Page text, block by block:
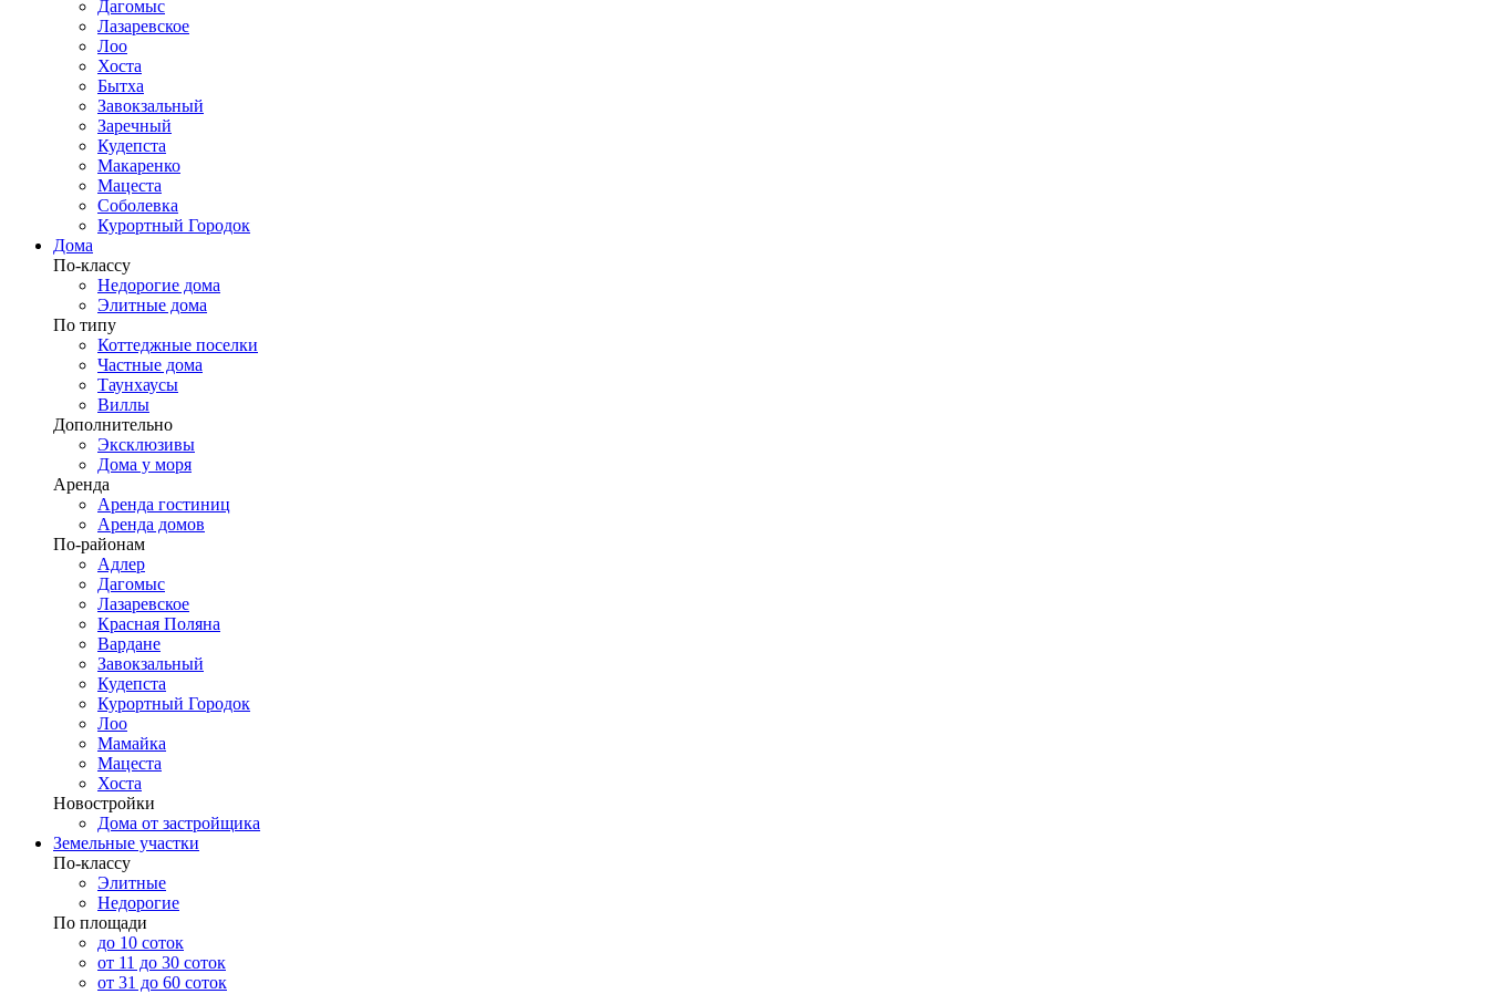
Дагомыс
Лазаревское
Лоо
Хоста
Бытха
Завокзальный
Заречный
Кудепста
Макаренко
Мацеста
Соболевка
Курортный Городок
Дома
По-классу
Недорогие дома
Элитные дома
По типу
Коттеджные поселки
Частные дома
Таунхаусы
Виллы
Дополнительно
Эксклюзивы
Дома у моря
Аренда
Аренда гостиниц
Аренда домов
По-районам
Адлер
Дагомыс
Лазаревское
Красная Поляна
Вардане
Завокзальный
Кудепста
Курортный Городок
Лоо
Мамайка
Мацеста
Хоста
Новостройки
Дома от застройщика
Земельные участки
По-классу
Элитные
Недорогие
По площади
до 10 соток
от 11 до 30 соток
от 31 до 60 соток